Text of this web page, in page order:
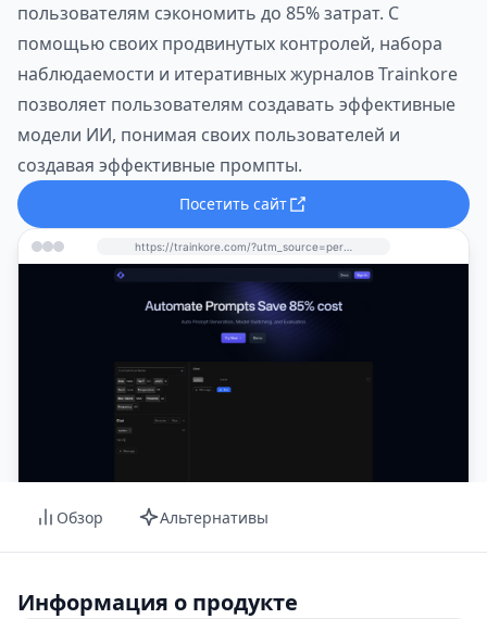
пользователям сэкономить до 85% затрат. С
помощью своих продвинутых контролей, набора
наблюдаемости и итеративных журналов Trainkore
позволяет пользователям создавать эффективные
модели ИИ, понимая своих пользователей и
создавая эффективные промпты.
Посетить сайт
Обзор Альтернативы
Информация о продукте